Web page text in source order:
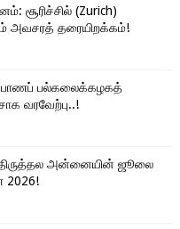
சூரிச்சில் (Zurich)
அவசரத் தரையிறக்கம்!
பல்கலைக்கழகத்
வரவேற்பு..!
அன்னையின் ஜூலை
2026!